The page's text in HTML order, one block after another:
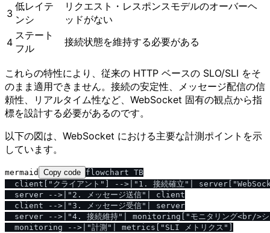
3
低レイテ
ンシ
リクエスト・レスポンスモデルのオーバーヘ
ッドがない
4
ステート
フル
接続状態を維持する必要がある
これらの特性により、従来の HTTP ベースの SLO/SLI をそ
のまま適用できません。接続の安定性、メッセージ配信の信
頼性、リアルタイム性など、WebSocket 固有の観点から指
標を設計する必要があるのです。
以下の図は、WebSocket における主要な計測ポイントを示
しています。
mermaid Copy code flowchart TB
client["クライアント"] -->|"1. 接続確立"|
  server -->|"2. メッセージ送信"| client
  client -->|"3. メッセージ受信"| server
server -->|"4. 接続維持"| monitoring["モニタリング<br/>シ
  monitoring -->|"計測"| metrics["SLI メトリクス"]